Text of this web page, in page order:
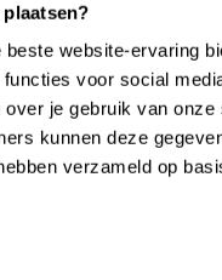
beste website-ervaring
voor social
over je gebruik van
kunnen deze
verzameld op
HELPEN?